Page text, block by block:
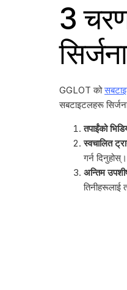
3
GGLOT को
सबटाइटलहरू
तपाईंको
स्वचालित
गर्न दिनुहोस्।
अन्तिम
तिनीहरूलाई